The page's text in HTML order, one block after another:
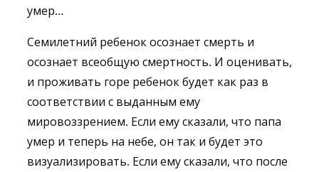
умер…
Семилетний ребенок осознает смерть и
осознает всеобщую смертность. И оценивать,
и проживать горе ребенок будет как раз в
соответствии с выданным ему
мировоззрением. Если ему сказали, что папа
умер и теперь на небе, он так и будет это
визуализировать. Если ему сказали, что после